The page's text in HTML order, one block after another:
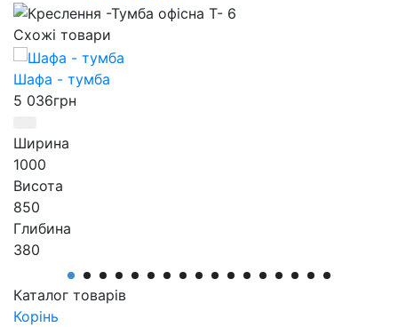
Схожі товари
Шафа - тумба
5 036грн
Ширина
1000
Висота
850
Глибина
380
Артикул
Шкаф - тумба
Каталог товарів
Корінь